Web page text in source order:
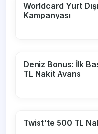
Worldcard Yurt
Kampanyası
Deniz Bonus: İlk
TL Nakit Avans
Twist'te 500 TL